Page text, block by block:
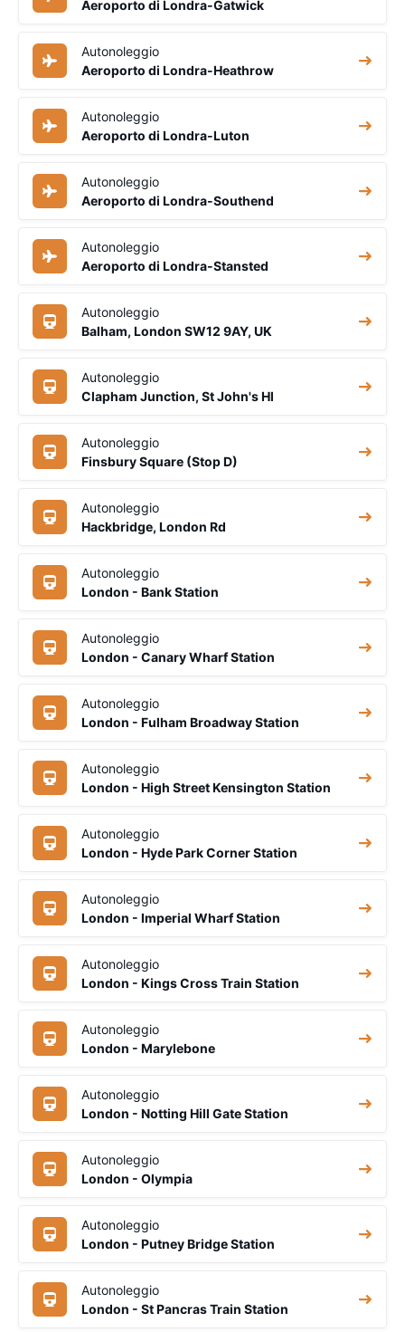
Aeroporto di Londra-Gatwick
Autonoleggio
Aeroporto di Londra-Heathrow
Autonoleggio
Aeroporto di Londra-Luton
Autonoleggio
Aeroporto di Londra-Southend
Autonoleggio
Aeroporto di Londra-Stansted
Autonoleggio
Balham, London SW12 9AY, UK
Autonoleggio
Clapham Junction, St John's Hl
Autonoleggio
Finsbury Square (Stop D)
Autonoleggio
Hackbridge, London Rd
Autonoleggio
London - Bank Station
Autonoleggio
London - Canary Wharf Station
Autonoleggio
London - Fulham Broadway Station
Autonoleggio
London - High Street Kensington Station
Autonoleggio
London - Hyde Park Corner Station
Autonoleggio
London - Imperial Wharf Station
Autonoleggio
London - Kings Cross Train Station
Autonoleggio
London - Marylebone
Autonoleggio
London - Notting Hill Gate Station
Autonoleggio
London - Olympia
Autonoleggio
London - Putney Bridge Station
Autonoleggio
London - St Pancras Train Station